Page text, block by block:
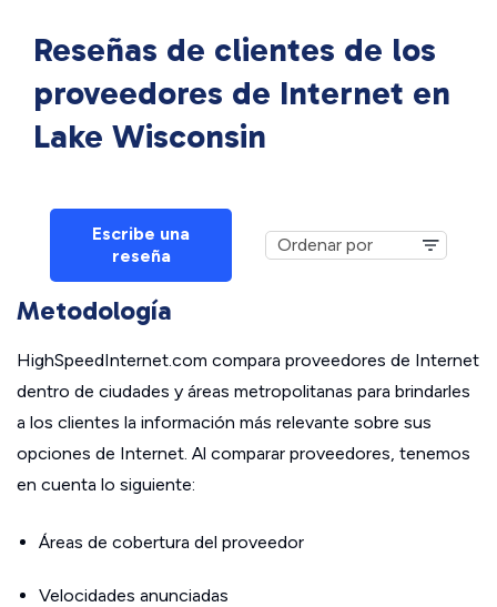
Reseñas de clientes de los
proveedores de Internet en
Lake Wisconsin
Escribe una
reseña
Metodología
HighSpeedInternet.com compara proveedores de Internet
dentro de ciudades y áreas metropolitanas para brindarles
a los clientes la información más relevante sobre sus
opciones de Internet. Al comparar proveedores, tenemos
en cuenta lo siguiente:
Áreas de cobertura del proveedor
Velocidades anunciadas